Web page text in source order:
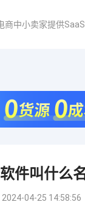
商中小卖家提供
件叫什么
04-25 14:58:56